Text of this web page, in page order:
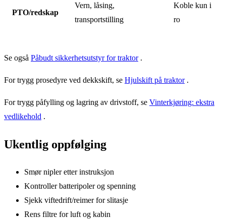
PTO/redskap
Vern, låsing,
transportstilling
Koble kun i
ro
Se også Påbudt sikkerhetsutstyr for traktor.
For trygg prosedyre ved dekkskift, se Hjulskift på traktor.
For trygg påfylling og lagring av drivstoff, se Vinterkjøring: ekstra
vedlikehold .
Ukentlig oppfølging
Smør nipler etter instruksjon
Kontroller batteripoler og spenning
Sjekk viftedrift/reimer for slitasje
Rens filtre for luft og kabin